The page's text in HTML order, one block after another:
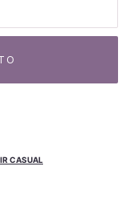
CASUAL